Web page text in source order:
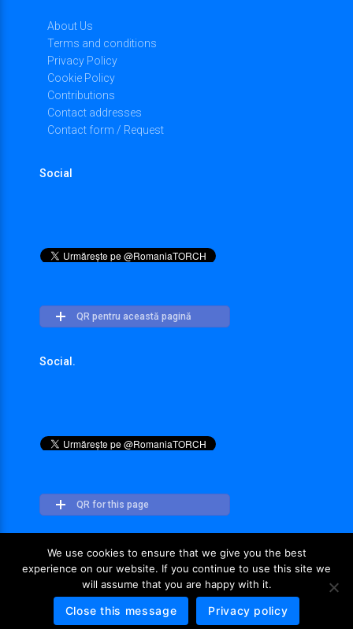
About Us
Terms and conditions
Privacy Policy
Cookie Policy
Contributions
Contact addresses
Contact form / Request
Social
QR pentru această pagină
Social.
QR for this page
© TORCH - IT 2018. All Rights Reserved.
We use cookies to ensure that we give you the best
experience on our website. If you continue to use this site we
will assume that you are happy with it.
Close this message Privacy policy